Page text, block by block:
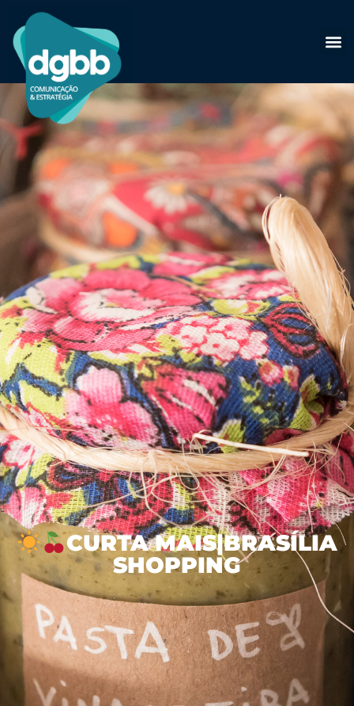
CURTA MAIS|BRASÍLIA
SHOPPING